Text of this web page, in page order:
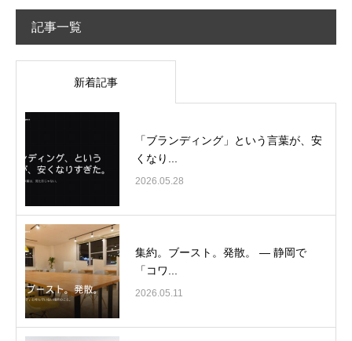
記事一覧
新着記事
「ブランディング」という言葉が、安
くなり...
2026.05.28
集約。ブースト。発散。 ― 静岡で
「コワ...
2026.05.11